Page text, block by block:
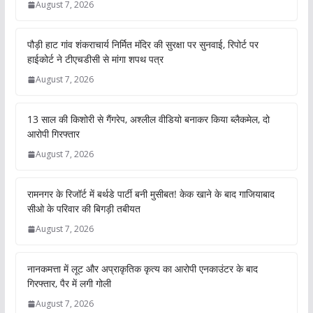
August 7, 2026
पौड़ी हाट गांव शंकराचार्य निर्मित मंदिर की सुरक्षा पर सुनवाई, रिपोर्ट पर
हाईकोर्ट ने टीएचडीसी से मांगा शपथ पत्र
August 7, 2026
13 साल की किशोरी से गैंगरेप, अश्लील वीडियो बनाकर किया ब्लैकमेल, दो
आरोपी गिरफ्तार
August 7, 2026
रामनगर के रिजॉर्ट में बर्थडे पार्टी बनी मुसीबत! केक खाने के बाद गाजियाबाद
सीओ के परिवार की बिगड़ी तबीयत
August 7, 2026
नानकमत्ता में लूट और अप्राकृतिक कृत्य का आरोपी एनकाउंटर के बाद
गिरफ्तार, पैर में लगी गोली
August 7, 2026